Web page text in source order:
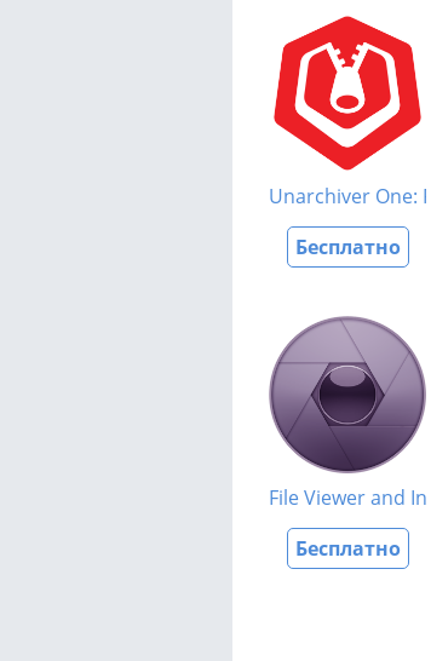
Unarchiver One:
Бесплатно
File Viewer and
Бесплатно